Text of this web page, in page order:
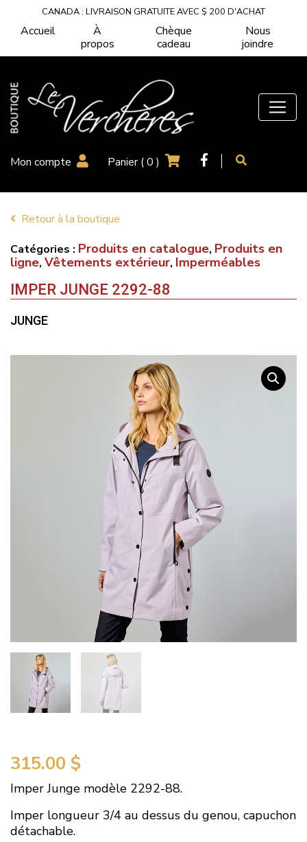
CANADA : LIVRAISON GRATUITE AVEC $ 200 D'ACHAT
Accueil
À
propos
Chèque
cadeau
Nous
joindre
Mon compte Panier (0 )
Retour à la boutique
Catégories : Produits en catalogue, Produits en
ligne, Vêtements extérieur, Imperméables
IMPER JUNGE 2292-88
JUNGE
315.00 $
Imper Junge modèle 2292-88.
Imper longueur 3/4 au dessus du genou, capuchon
détachable.